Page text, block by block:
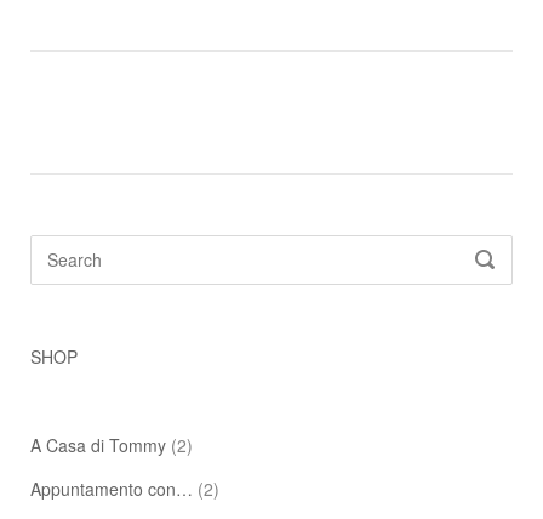
Search
SHOP
A Casa di Tommy (2)
Appuntamento con… (2)